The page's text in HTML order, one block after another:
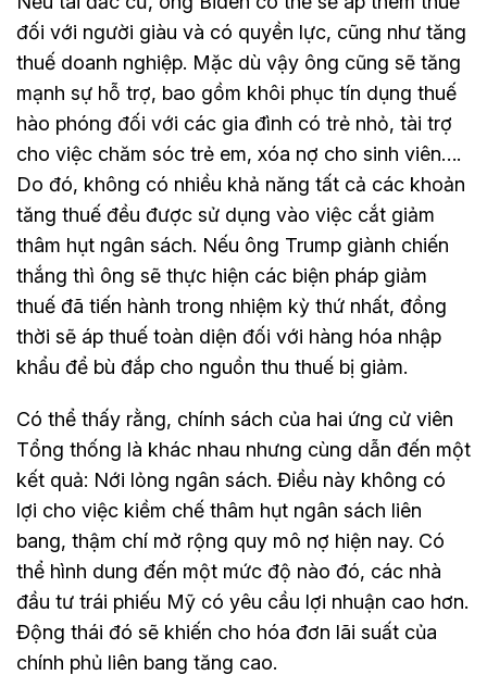
đối với người giàu và có quyền lực, cũng như tăng
thuế doanh nghiệp. Mặc dù vậy ông cũng sẽ tăng
mạnh sự hỗ trợ, bao gồm khôi phục tín dụng thuế
hào phóng đối với các gia đình có trẻ nhỏ, tài trợ
cho việc chăm sóc trẻ em, xóa nợ cho sinh viên….
Do đó, không có nhiều khả năng tất cả các khoản
tăng thuế đều được sử dụng vào việc cắt giảm
thâm hụt ngân sách. Nếu ông Trump giành chiến
thắng thì ông sẽ thực hiện các biện pháp giảm
thuế đã tiến hành trong nhiệm kỳ thứ nhất, đồng
thời sẽ áp thuế toàn diện đối với hàng hóa nhập
khẩu để bù đắp cho nguồn thu thuế bị giảm.
Có thể thấy rằng, chính sách của hai ứng cử viên
Tổng thống là khác nhau nhưng cùng dẫn đến một
kết quả: Nới lỏng ngân sách. Điều này không có
lợi cho việc kiềm chế thâm hụt ngân sách liên
bang, thậm chí mở rộng quy mô nợ hiện nay. Có
thể hình dung đến một mức độ nào đó, các nhà
đầu tư trái phiếu Mỹ có yêu cầu lợi nhuận cao hơn.
Động thái đó sẽ khiến cho hóa đơn lãi suất của
chính phủ liên bang tăng cao.